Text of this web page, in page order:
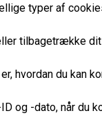
typer af
tilbagetrække
hvordan du kan
og -dato, når du